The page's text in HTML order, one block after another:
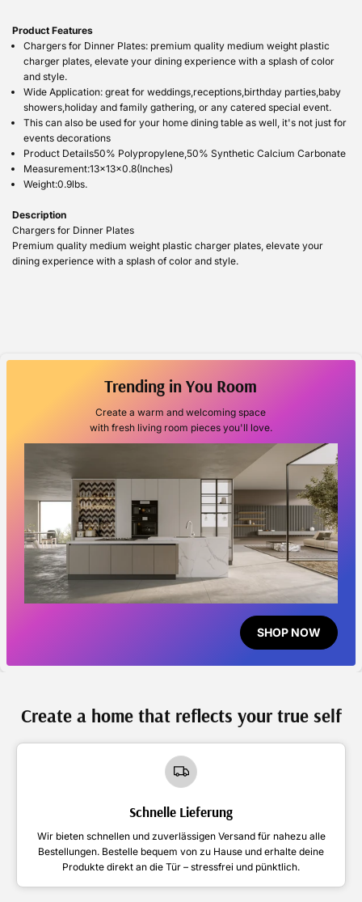
Product Features
Chargers for Dinner Plates: premium quality medium weight plastic
charger plates, elevate your dining experience with a splash of color
and style.
Wide Application: great for weddings,receptions,birthday parties,baby
showers,holiday and family gathering, or any catered special event.
This can also be used for your home dining table as well, it's not just for
events decorations
Product Details50% Polypropylene,50% Synthetic Calcium Carbonate
Measurement:13x13x0.8(Inches)
Weight:0.9lbs.
Description
Chargers for Dinner Plates
Premium quality medium weight plastic charger plates, elevate your
dining experience with a splash of color and style.
Trending in You Room
Create a warm and welcoming space
with fresh living room pieces you'll love.
SHOP NOW
Create a home that reflects your true self
Schnelle Lieferung
Wir bieten schnellen und zuverlässigen Versand für nahezu alle
Bestellungen. Bestelle bequem von zu Hause und erhalte deine
Produkte direkt an die Tür – stressfrei und pünktlich.